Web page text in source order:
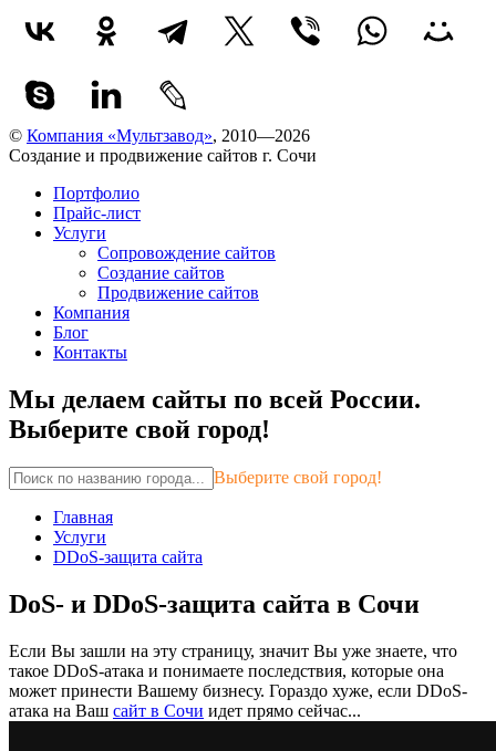
© Компания «Мультзавод», 2010—2026
Создание и продвижение сайтов г. Сочи
Портфолио
Прайс-лист
Услуги
Сопровождение сайтов
Создание сайтов
Продвижение сайтов
Компания
Блог
Контакты
Мы делаем сайты по всей России.
Выберите свой город!
Выберите свой город!
Главная
Услуги
DDoS-защита сайта
DoS- и DDoS-защита сайта в Сочи
Если Вы зашли на эту страницу, значит Вы уже знаете, что
такое DDoS-атака и понимаете последствия, которые она
может принести Вашему бизнесу. Гораздо хуже, если DDoS-
атака на Ваш сайт в Сочи идет прямо сейчас...